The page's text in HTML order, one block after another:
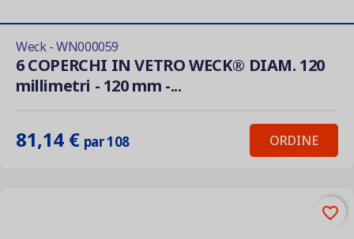
Weck - WN000059
6 COPERCHI IN VETRO WECK® DIAM. 120
millimetri - 120 mm -...
81,14 € par 108 ORDINE
favorite_border